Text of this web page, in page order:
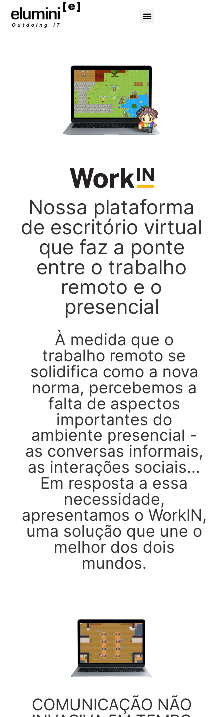
Nossa plataforma
de escritório virtual
que faz a ponte
entre o trabalho
remoto e o
presencial
À medida que o
trabalho remoto se
solidifica como a nova
norma, percebemos a
falta de aspectos
importantes do
ambiente presencial -
as conversas informais,
as interações sociais...
Em resposta a essa
necessidade,
apresentamos o WorkIN,
uma solução que une o
melhor dos dois
mundos.
COMUNICAÇÃO NÃO